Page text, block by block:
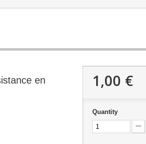
en
1,00 €
Quantity